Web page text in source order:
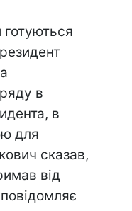
готуються
в
в
для
сказав,
від